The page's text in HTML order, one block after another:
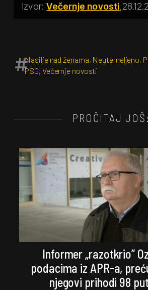
Večernje novosti
Nasilje nad ženama, Neutemeljeno,
PSG, Večernje novosti
PROČITAJ JOŠ:
Informer „razotkrio”
podacima iz APR-a,
njegovi prihodi 98